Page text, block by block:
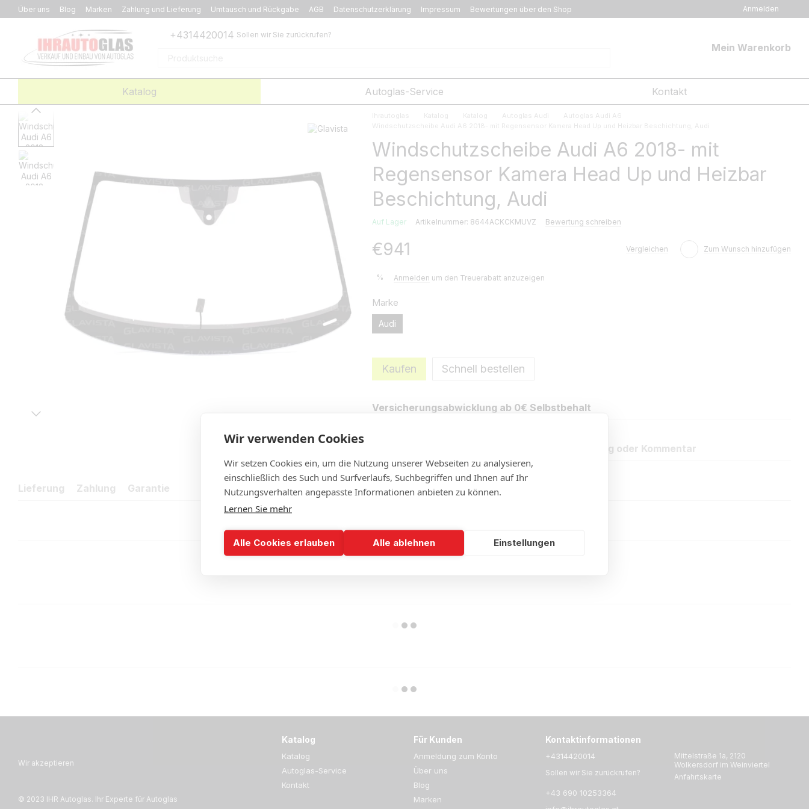
Перейти к основному контенту
Über uns Blog Marken Zahlung und Lieferung Umtausch und Rückgabe AGB Datenschutzerklärung Impressum Bewertungen über den Shop Anmelden
+4314420014 Sollen wir Sie zurückrufen?
Mein Warenkorb
Katalog Autoglas-Service Kontakt
Ihrautoglas Katalog Katalog Autoglas Audi
Autoglas Audi A6
Windschutzscheibe Audi A6 2018- mit Regensensor Kamera Head Up und Heizbar Beschichtung, Audi
Windschutzscheibe Audi A6 2018- mit
Regensensor Kamera Head Up und Heizbar
Beschichtung, Audi
Auf Lager Artikelnummer: 8644ACKCKMUVZ Bewertung schreiben
€941 Vergleichen Zum Wunsch hinzufügen
% Anmelden um den Treuerabatt anzuzeigen
Marke
Audi
Kaufen Schnell bestellen
Versicherungsabwicklung ab 0€ Selbstbehalt
Neue Bewertung oder Kommentar
Lieferung Zahlung Garantie
Wir akzeptieren
© 2023 IHR Autoglas. Ihr Experte für Autoglas
Katalog
Katalog
Autoglas-Service
Kontakt
Für Kunden
Anmeldung zum Konto
Über uns
Blog
Marken
Kontaktinformationen
+4314420014
Sollen wir Sie zurückrufen?
+43 690 10253364
Mittelstraße 1a, 2120
Wolkersdorf im Weinviertel
Anfahrtskarte
Wir verwenden Cookies
Wir setzen Cookies ein, um die Nutzung unserer Webseiten zu analysieren,
einschließlich des Such und Surfverlaufs, Suchbegriffen und Ihnen auf Ihr
Nutzungsverhalten angepasste Informationen anbieten zu können.
Lernen Sie mehr
Alle Cookies erlauben Alle ablehnen Einstellungen